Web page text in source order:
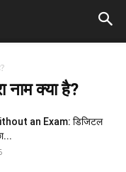
नाम क्या है?
an Exam: डिजिटल